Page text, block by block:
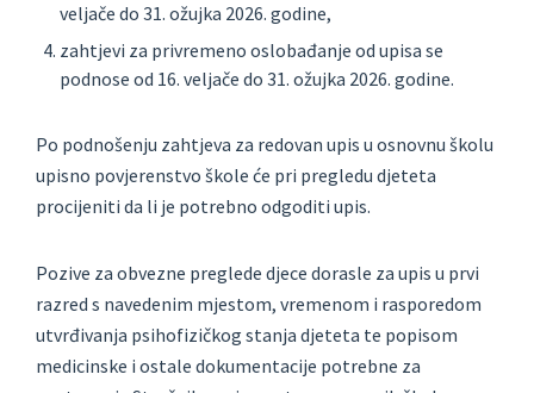
veljače do 31. ožujka 2026. godine,
zahtjevi za privremeno oslobađanje od upisa se
podnose od 16. veljače do 31. ožujka 2026. godine.
Po podnošenju zahtjeva za redovan upis u osnovnu školu
upisno povjerenstvo škole će pri pregledu djeteta
procijeniti da li je potrebno odgoditi upis.
Pozive za obvezne preglede djece dorasle za upis u prvi
razred s navedenim mjestom, vremenom i rasporedom
utvrđivanja psihofizičkog stanja djeteta te popisom
medicinske i ostale dokumentacije potrebne za